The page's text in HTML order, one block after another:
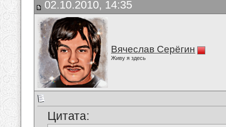
02.10.2010, 14:35
Вячеслав Серёгин
Живу я здесь
Цитата: